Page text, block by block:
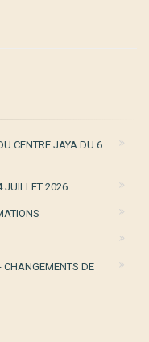
CENTRE JAYA DU 6
JUILLET 2026
CHANGEMENTS DE